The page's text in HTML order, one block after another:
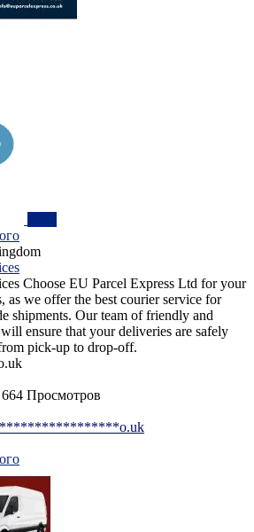
Choose EU Parcel Express Ltd for your
as we offer the best courier service for
shipments. Our team of friendly and
ensure that your deliveries are safely
pick-up to drop-off.
664 Просмотров